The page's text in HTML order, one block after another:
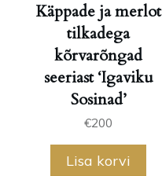
Käppade ja merlot
tilkadega
kõrvarõngad
seeriast ‘Igaviku
Sosinad’
€200
Lisa korvi